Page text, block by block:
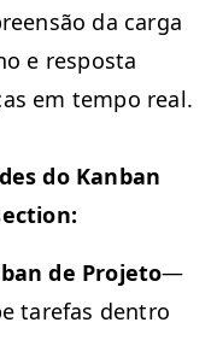
da car­ga
e respos­ta
em tem­po real.
do Kan­ban
de Pro­je­to—
tare­fas den­tro